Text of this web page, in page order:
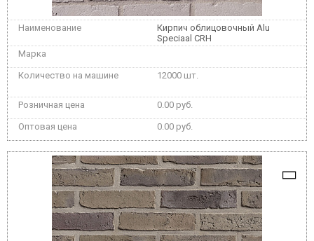
Кирпич облицовочный Alu
Speciaal CRH
12000 шт.
0.00 руб.
0.00 руб.